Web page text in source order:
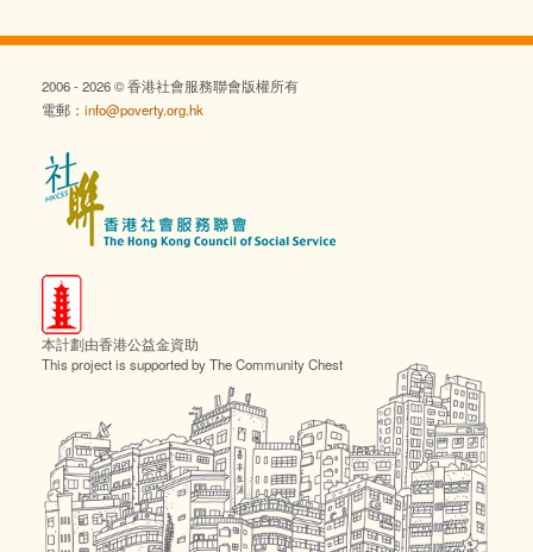
2006 - 2026 © 香港社會服務聯會版權所有
電郵： info@poverty.org.hk
本計劃由香港公益金資助
This project is supported by The Community Chest